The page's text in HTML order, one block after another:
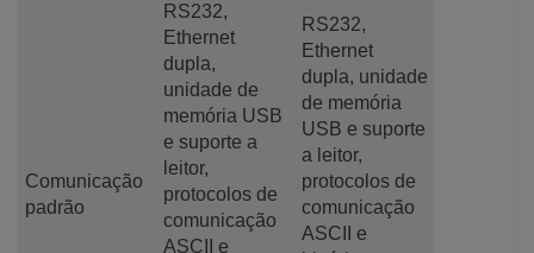
Comunicação
padrão
RS232,
Ethernet
dupla,
unidade de
memória USB
e suporte a
leitor,
protocolos de
comunicação
ASCII e
RS232,
Ethernet
dupla, unidade
de memória
USB e suporte
a leitor,
protocolos de
comunicação
ASCII e